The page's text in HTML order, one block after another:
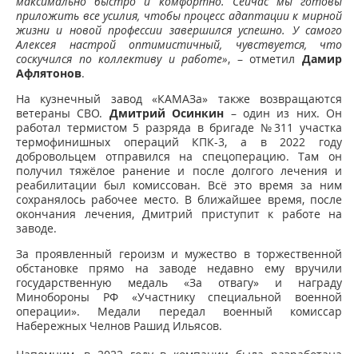
приложить все усилия, чтобы процесс адаптации к мирной
жизни и новой профессии завершился успешно. У самого
Алексея настрой оптимистичный, чувствуется, что
соскучился по коллективу и работе», – отметилДамир
Афлятонов.
На кузнечный завод «КАМАЗа» также возвращаются
ветераны СВО. Дмитрий Осинкин – один из них. Он
работал термистом 5 разряда в бригаде №311 участка
термофинишных операций КПК-3, а в 2022 году
добровольцем отправился на спецоперацию. Там он
получил тяжёлое ранение и после долгого лечения и
реабилитации был комиссован. Всё это время за ним
сохранялось рабочее место. В ближайшее время, после
окончания лечения, Дмитрий приступит к работе на
заводе.
За проявленный героизм и мужество в торжественной
обстановке прямо на заводе недавно ему вручили
государственную медаль «За отвагу» и награду
Минобороны РФ «Участнику специальной военной
операции». Медали передал военный комиссар
Набережных Челнов Рашид Ильясов.